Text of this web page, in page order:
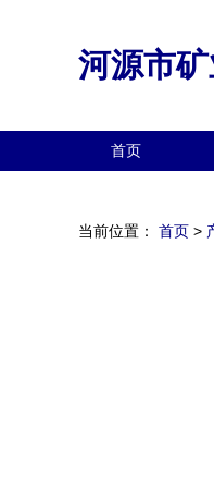
河源市
首页
当前位置： 首页 >